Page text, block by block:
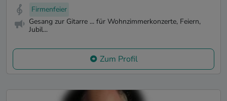
Firmenfeier
Gesang zur Gitarre ... für Wohnzimmerkonzerte, Feiern,
Jubil...
Zum Profil